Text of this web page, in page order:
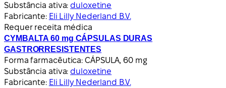
Substância ativa: duloxetine
Fabricante: Eli Lilly Nederland B.V.
Requer receita médica
CYMBALTA 60 mg CÁPSULAS DURAS
GASTRORRESISTENTES
Forma farmacêutica: CÁPSULA, 60 mg
Substância ativa: duloxetine
Fabricante: Eli Lilly Nederland B.V.